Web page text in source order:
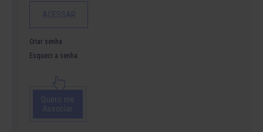
Criar senha
Esqueci a senha